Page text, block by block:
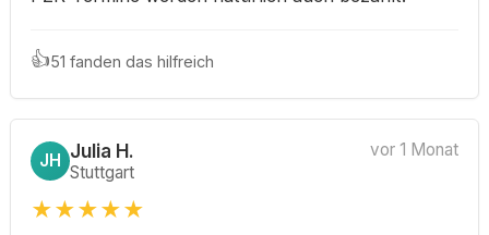
👍51 fanden das hilfreich
JH Julia H.
Stuttgart
vor 1 Monat
★★★★★